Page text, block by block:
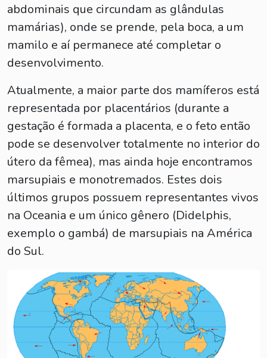
abdominais que circundam as glândulas
mamárias), onde se prende, pela boca, a um
mamilo e aí permanece até completar o
desenvolvimento.
Atualmente, a maior parte dos mamíferos está
representada por placentários (durante a
gestação é formada a placenta, e o feto então
pode se desenvolver totalmente no interior do
útero da fêmea), mas ainda hoje encontramos
marsupiais e monotremados. Estes dois
últimos grupos possuem representantes vivos
na Oceania e um único gênero (Didelphis,
exemplo o gambá) de marsupiais na América
do Sul.